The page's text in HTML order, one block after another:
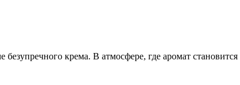
крема. В атмосфере, где аромат становится